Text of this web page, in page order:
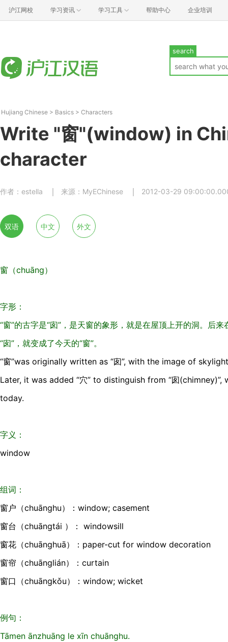
沪江网校 学习资讯 学习工具 帮助中心 企业培训
search
Hujiang Chinese > Basics > Characters
Write "窗"(window) in
character
作者：estella 来源：MyEChinese 2012-03-29
双语 中文 外文
窗（chuāng）
字形：
“窗”的古字是“囱”，是天窗的象形，就是在屋顶上开的洞。后
“囱”，就变成了今天的“窗”。
“窗”was originally written as “囱”, with the image of
Later, it was added “穴” to distinguish from “囱(chimney)”,
today.
字义：
window
组词：
窗户（chuānghu）：window; casement
窗台（chuāngtái ）： windowsill
窗花（chuānghuā）：paper-cut for window decoration
窗帘（chuānglián）：curtain
窗口（chuāngkǒu）：window; wicket
例句：
Tāmen ānzhuāng le xīn chuānghu.